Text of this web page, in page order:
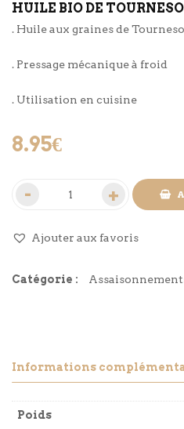
HUILE BIO DE
. Huile aux graines de
. Pressage mécanique à froid
. Utilisation en cuisine
8.95€
Ajouter aux favoris
Catégorie :
Informations
Poids